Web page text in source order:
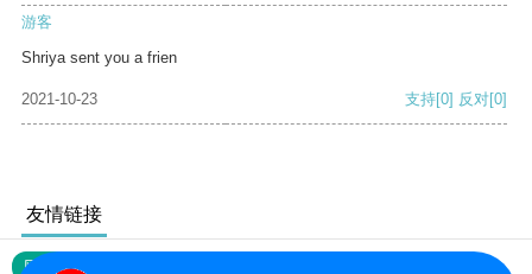
游客
Shriya sent you a frien
2021-10-23 支持[0] 反对[0]
友情链接
网站地图